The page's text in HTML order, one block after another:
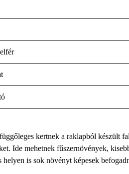
kertnek a raklapból készült
Ide mehetnek fűszernövények,
helyen is sok növényt képesek